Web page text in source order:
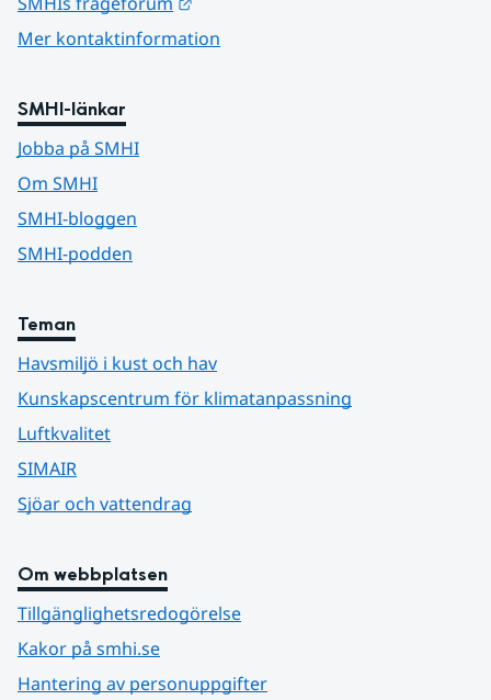
Mer kontaktinformation
SMHI-länkar
Jobba på SMHI
Om SMHI
SMHI-bloggen
SMHI-podden
Teman
Havsmiljö i kust och hav
Kunskapscentrum för klimatanpassning
Luftkvalitet
SIMAIR
Sjöar och vattendrag
Om webbplatsen
Tillgänglighetsredogörelse
Kakor på smhi.se
Hantering av personuppgifter